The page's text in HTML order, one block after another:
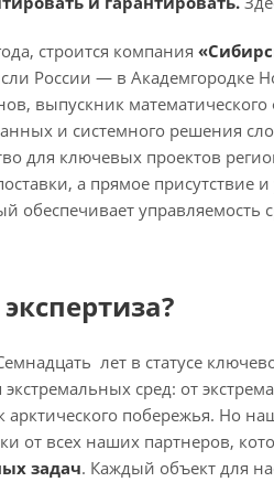
строится компания
России — в Академгородке
выпускник
и системного решения
для ключевых проектов
а прямое
обеспечивает
лет в статусе
сред: от
арктического побережья.
от всех наших партнеров,
задач. Каждый объект для